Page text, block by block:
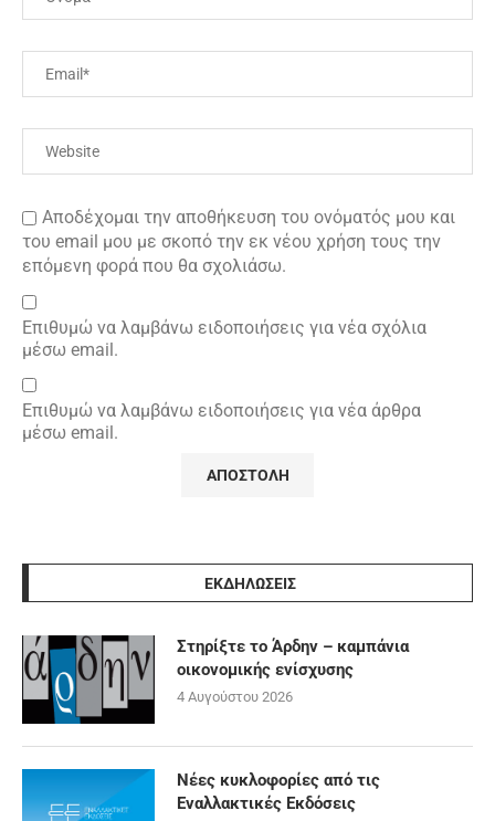
Αποδέχομαι την αποθήκευση του ονόματός μου και
του email μου με σκοπό την εκ νέου χρήση τους την
επόμενη φορά που θα σχολιάσω.
Επιθυμώ να λαμβάνω ειδοποιήσεις για νέα σχόλια
μέσω email.
Επιθυμώ να λαμβάνω ειδοποιήσεις για νέα άρθρα
μέσω email.
ΕΚΔΗΛΩΣΕΙΣ
Στηρίξτε το Άρδην – καμπάνια
οικονομικής ενίσχυσης
4 Αυγούστου 2026
Νέες κυκλοφορίες από τις
Εναλλακτικές Εκδόσεις